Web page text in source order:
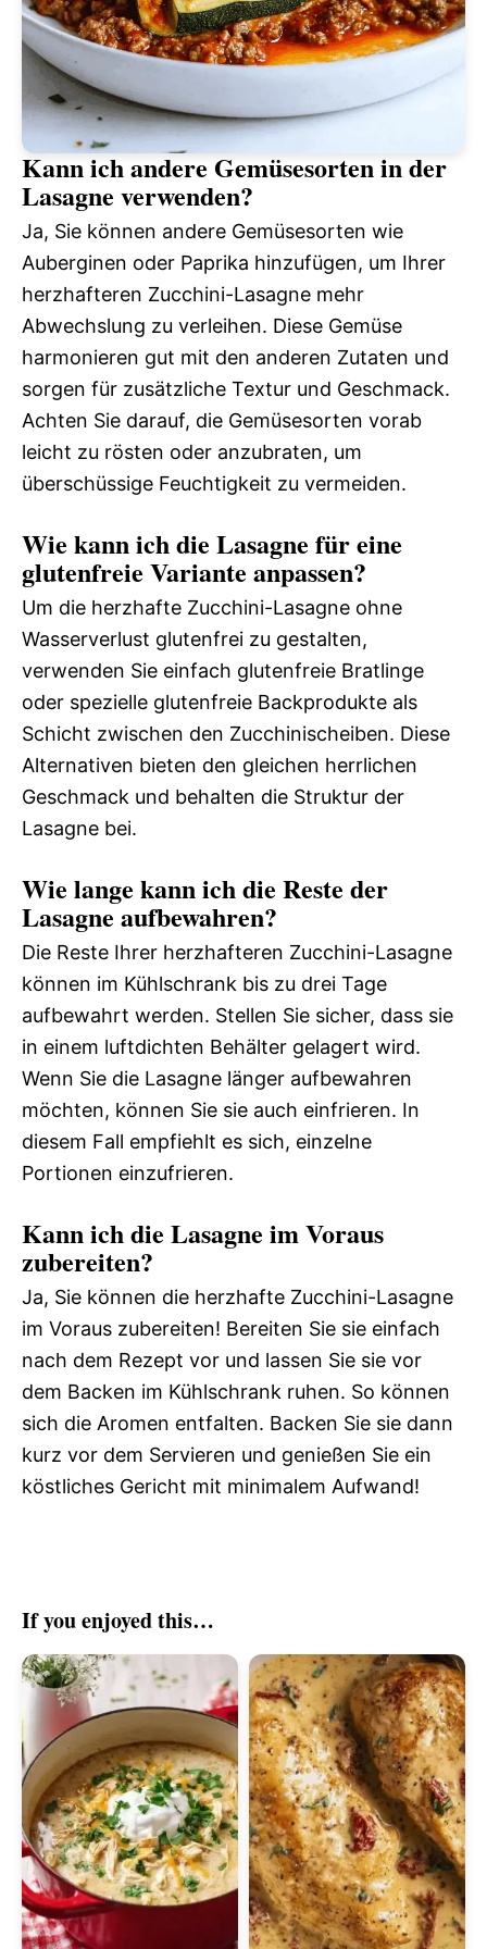
Kann ich andere Gemüsesorten in der
Lasagne verwenden?
Ja, Sie können andere Gemüsesorten wie
Auberginen oder Paprika hinzufügen, um Ihrer
herzhafteren Zucchini-Lasagne mehr
Abwechslung zu verleihen. Diese Gemüse
harmonieren gut mit den anderen Zutaten und
sorgen für zusätzliche Textur und Geschmack.
Achten Sie darauf, die Gemüsesorten vorab
leicht zu rösten oder anzubraten, um
überschüssige Feuchtigkeit zu vermeiden.
Wie kann ich die Lasagne für eine
glutenfreie Variante anpassen?
Um die herzhafte Zucchini-Lasagne ohne
Wasserverlust glutenfrei zu gestalten,
verwenden Sie einfach glutenfreie Bratlinge
oder spezielle glutenfreie Backprodukte als
Schicht zwischen den Zucchinischeiben. Diese
Alternativen bieten den gleichen herrlichen
Geschmack und behalten die Struktur der
Lasagne bei.
Wie lange kann ich die Reste der
Lasagne aufbewahren?
Die Reste Ihrer herzhafteren Zucchini-Lasagne
können im Kühlschrank bis zu drei Tage
aufbewahrt werden. Stellen Sie sicher, dass sie
in einem luftdichten Behälter gelagert wird.
Wenn Sie die Lasagne länger aufbewahren
möchten, können Sie sie auch einfrieren. In
diesem Fall empfiehlt es sich, einzelne
Portionen einzufrieren.
Kann ich die Lasagne im Voraus
zubereiten?
Ja, Sie können die herzhafte Zucchini-Lasagne
im Voraus zubereiten! Bereiten Sie sie einfach
nach dem Rezept vor und lassen Sie sie vor
dem Backen im Kühlschrank ruhen. So können
sich die Aromen entfalten. Backen Sie sie dann
kurz vor dem Servieren und genießen Sie ein
köstliches Gericht mit minimalem Aufwand!
If you enjoyed this…